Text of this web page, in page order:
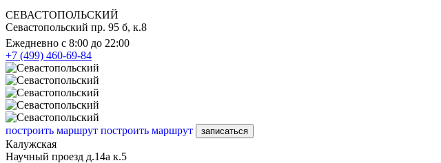
СЕВАСТОПОЛЬСКИЙ
Севастопольский пр. 95 б, к.8
Ежедневно с 8:00 до 22:00
+7 (499) 460-69-84
построить маршрут построить маршрут записаться
Калужская
Научный проезд д.14а к.5